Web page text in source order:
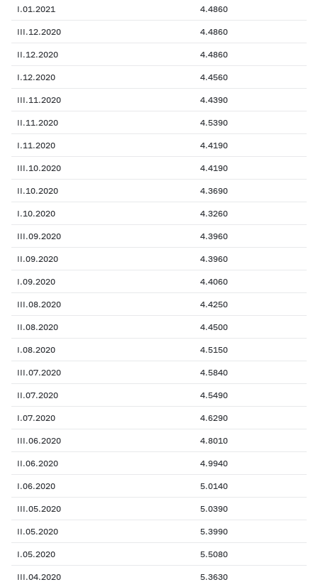
I.01.2021 4.4860
III.12.2020 4.4860
II.12.2020 4.4860
I.12.2020 4.4560
III.11.2020 4.4390
II.11.2020 4.5390
I.11.2020 4.4190
III.10.2020 4.4190
II.10.2020 4.3690
I.10.2020 4.3260
III.09.2020 4.3960
II.09.2020 4.3960
I.09.2020 4.4060
III.08.2020 4.4250
II.08.2020 4.4500
I.08.2020 4.5150
III.07.2020 4.5840
II.07.2020 4.5490
I.07.2020 4.6290
III.06.2020 4.8010
II.06.2020 4.9940
I.06.2020 5.0140
III.05.2020 5.0390
II.05.2020 5.3990
I.05.2020 5.5080
III.04.2020 5.3630